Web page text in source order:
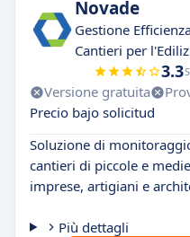
Novade
Gestione
Cantieri per
3.3
Versione gratuita
Precio bajo solicitud
Soluzione di
cantieri di piccole e
imprese, artigiani e
Più dettagli